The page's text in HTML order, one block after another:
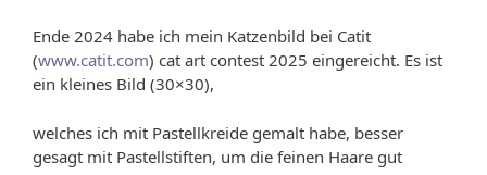
Ende 2024 habe ich mein Katzenbild bei Catit
(www.catit.com) cat art contest 2025 eingereicht. Es ist
ein kleines Bild (30×30),
welches ich mit Pastellkreide gemalt habe, besser
gesagt mit Pastellstiften, um die feinen Haare gut